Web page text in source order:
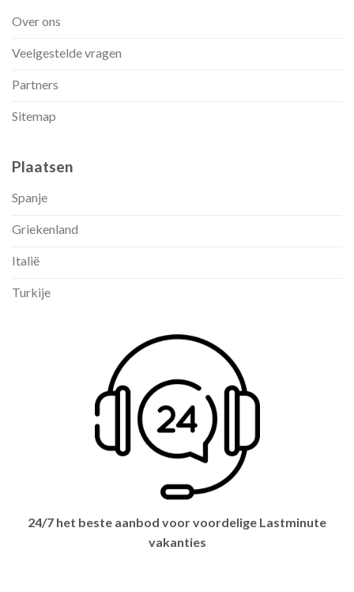
Over ons
Veelgestelde vragen
Partners
Sitemap
Plaatsen
Spanje
Griekenland
Italië
Turkije
24/7 het beste aanbod voor voordelige Lastminute
vakanties